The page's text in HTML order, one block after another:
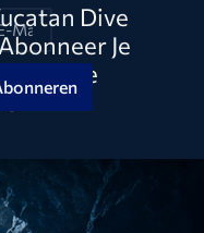
Dive
Je